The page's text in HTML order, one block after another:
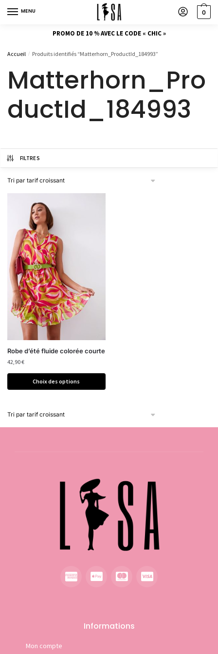
MENU 0
PROMO DE 10 % AVEC LE CODE « CHIC »
Accueil / Produits identifiés “Matterhorn_ProductId_184993”
Matterhorn_Pro
ductId_184993
FILTRES
Robe d’été fluide colorée courte
42,90€
Choix des options
Informations
Mon compte